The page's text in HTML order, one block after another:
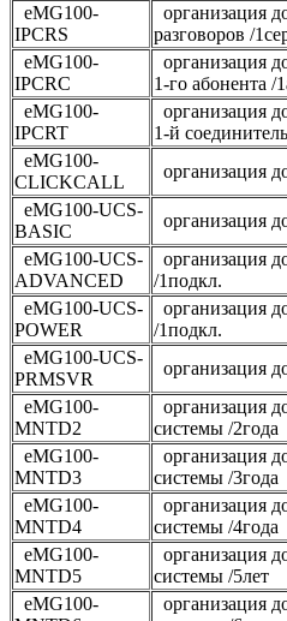
eMG100-
IPCRS
организация
разговоров /
eMG100-
IPCRC
организация
1-го абонента /
eMG100-
IPCRT
организация
1-й
eMG100-
CLICKCALL
организация
eMG100-UCS-
BASIC
организация
eMG100-UCS-
ADVANCED
организация
/1подкл.
eMG100-UCS-
POWER
организация
/1подкл.
eMG100-UCS-
PRMSVR
организация
eMG100-
MNTD2
организация
системы /2года
eMG100-
MNTD3
организация
системы /3года
eMG100-
MNTD4
организация
системы /4года
eMG100-
MNTD5
организация
системы /5лет
eMG100-
организация